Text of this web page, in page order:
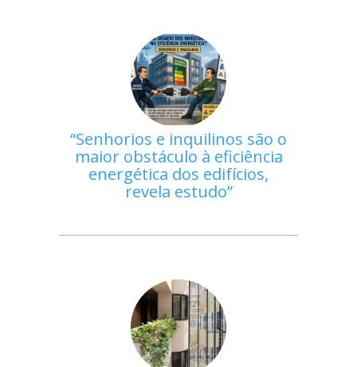
Senhorios e inquilinos são o
maior obstáculo à eficiência
energética dos edifícios,
revela estudo